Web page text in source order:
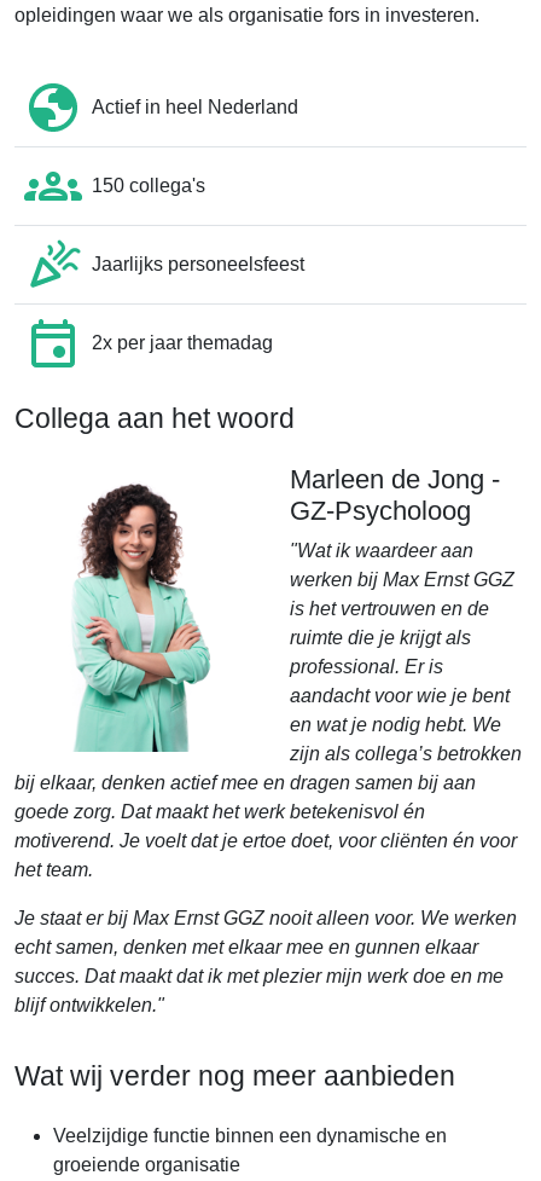
opleidingen waar we als organisatie fors in investeren.
Actief in heel Nederland
150 collega's
Jaarlijks personeelsfeest
2x per jaar themadag
Collega aan het woord
Marleen de Jong -
GZ-Psycholoog
"Wat ik waardeer aan
werken bij Max Ernst GGZ
is het vertrouwen en de
ruimte die je krijgt als
professional. Er is
aandacht voor wie je bent
en wat je nodig hebt. We
zijn als collega’s betrokken
bij elkaar, denken actief mee en dragen samen bij aan
goede zorg. Dat maakt het werk betekenisvol én
motiverend. Je voelt dat je ertoe doet, voor cliënten én voor
het team.
Je staat er bij Max Ernst GGZ nooit alleen voor. We werken
echt samen, denken met elkaar mee en gunnen elkaar
succes. Dat maakt dat ik met plezier mijn werk doe en me
blijf ontwikkelen."
Wat wij verder nog meer aanbieden
Veelzijdige functie binnen een dynamische en
groeiende organisatie